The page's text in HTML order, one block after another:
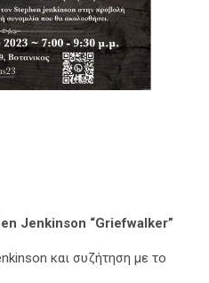
Jenkinson “Griefwalker”
και συζήτηση με το